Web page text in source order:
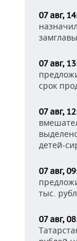
07 авг,
07 авг,
срок
07 авг,
детей-
07 авг,
тыс.
07 авг,